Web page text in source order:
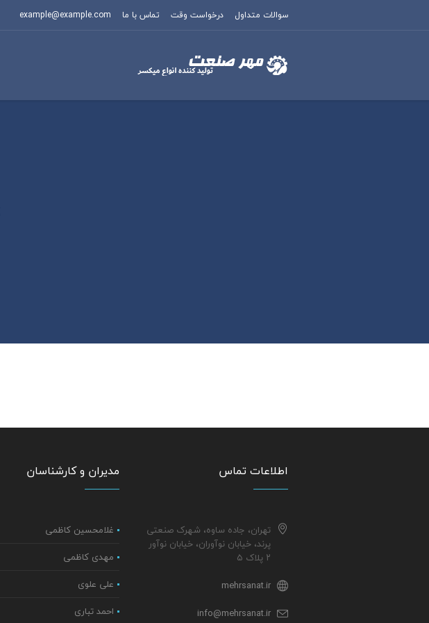
سوالات متداول درخواست وقت تماس با ما example@example.com
اطلاعات تماس
تهران، جاده ساوه، شهرک صنعتی
پرند، خیابان نوآوران، خیابان نوآور
۲ پلاک ۵
mehrsanat.ir
info@mehrsanat.ir
مدیران و کارشناسان
غلامحسین کاظمی
مهدی کاظمی
علی علوی
احمد تباری